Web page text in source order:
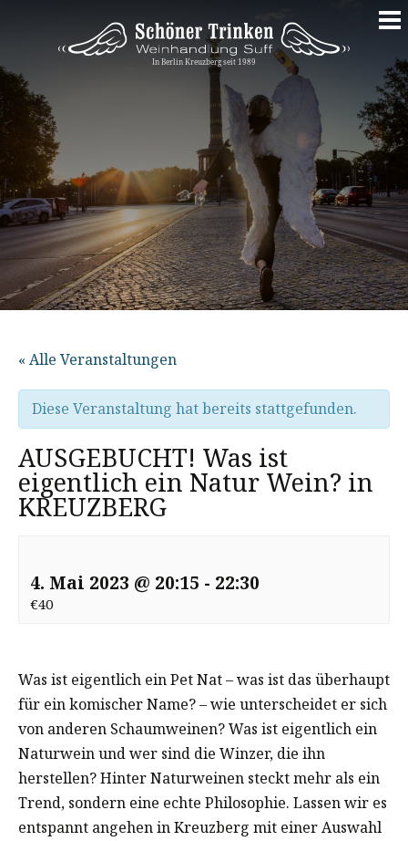
zum
Inhalt
« Alle Veranstaltungen
Diese Veranstaltung hat bereits stattgefunden.
AUSGEBUCHT! Was ist
eigentlich ein Natur Wein? in
KREUZBERG
4. Mai 2023 @ 20:15 - 22:30
€40
Was ist eigentlich ein Pet Nat – was ist das überhaupt
für ein komischer Name? – wie unterscheidet er sich
von anderen Schaumweinen? Was ist eigentlich ein
Naturwein und wer sind die Winzer, die ihn
herstellen? Hinter Naturweinen steckt mehr als ein
Trend, sondern eine echte Philosophie. Lassen wir es
entspannt angehen in Kreuzberg mit einer Auswahl